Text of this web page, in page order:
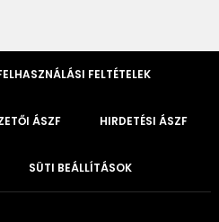
FELTÉTELEK
ÁSZF HIRDETÉSI ÁSZF
SÜTI BEÁLLÍTÁSOK